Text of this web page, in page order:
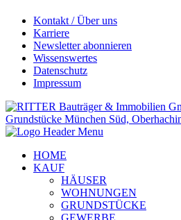
Kontakt / Über uns
Karriere
Newsletter abonnieren
Wissenswertes
Datenschutz
Impressum
HOME
KAUF
HÄUSER
WOHNUNGEN
GRUNDSTÜCKE
GEWERBE